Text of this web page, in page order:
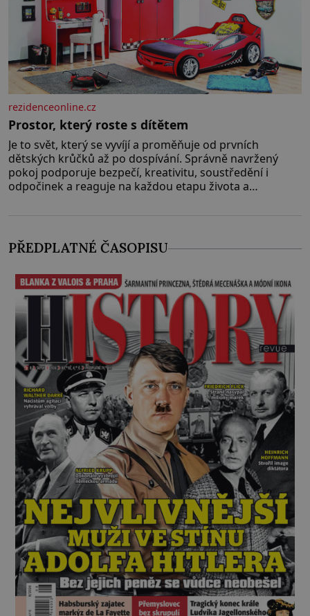
rezidenceonline.cz
Prostor, který roste s dítětem
Je to svět, který se vyvíjí a proměňuje od prvních
dětských krůčků až po dospívání. Správně navržený
pokoj podporuje bezpečí, kreativitu, soustředění i
odpočinek a reaguje na každou etapu života a
Předškolní věk je
PŘEDPLATNÉ ČASOPISU